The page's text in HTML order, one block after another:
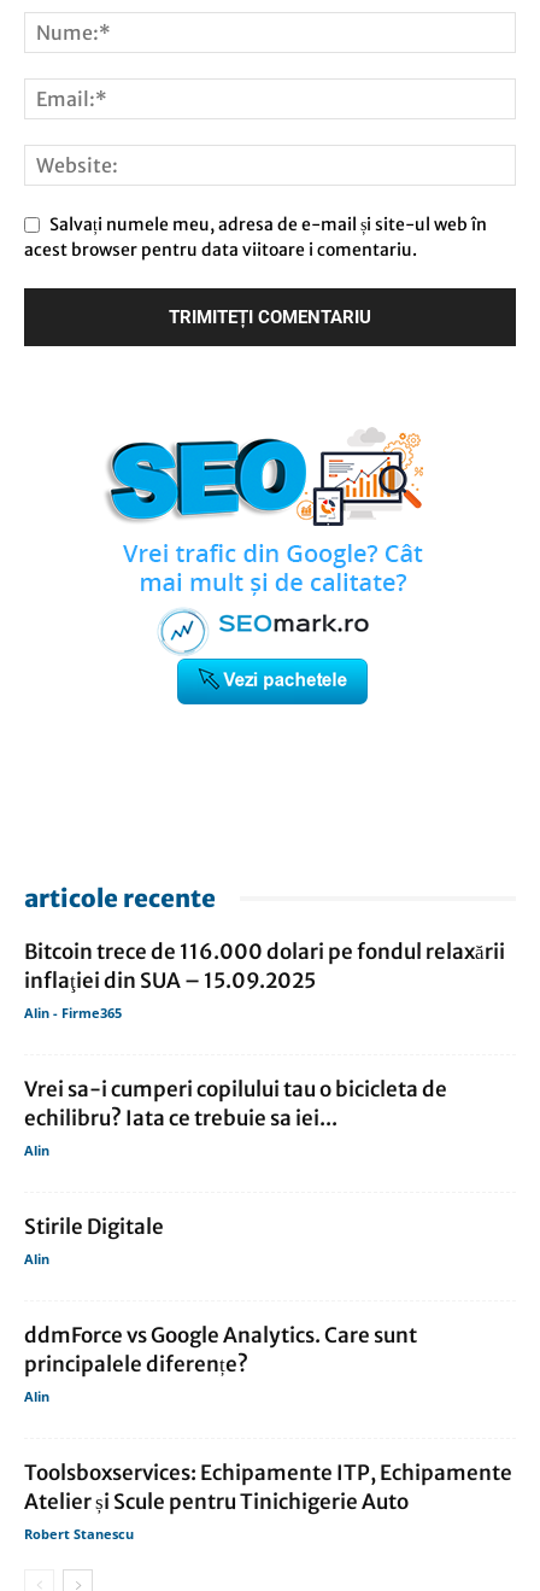
Salvați numele meu, adresa de e-mail și site-ul web în
acest browser pentru data viitoare i comentariu.
articole recente
Bitcoin trece de 116.000 dolari pe fondul relaxării
inflaţiei din SUA – 15.09.2025
Alin - Firme365
Vrei sa-i cumperi copilului tau o bicicleta de
echilibru? Iata ce trebuie sa iei...
Alin
Stirile Digitale
Alin
ddmForce vs Google Analytics. Care sunt
principalele diferențe?
Alin
Toolsboxservices: Echipamente ITP, Echipamente
Atelier și Scule pentru Tinichigerie Auto
Robert Stanescu